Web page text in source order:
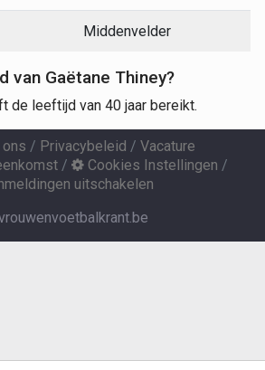
Middenvelder
van Gaëtane Thiney?
de leeftijd van 40 jaar bereikt.
/ Privacybeleid / Vacature
/ Cookies Instellingen /
uitschakelen